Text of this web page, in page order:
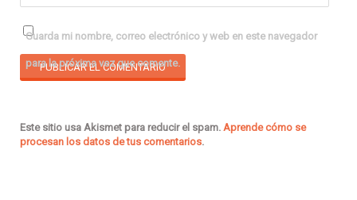
Guarda mi nombre, correo electrónico y web en este navegador
para la próxima vez que comente.
Este sitio usa Akismet para reducir el spam. Aprende cómo se
procesan los datos de tus comentarios.